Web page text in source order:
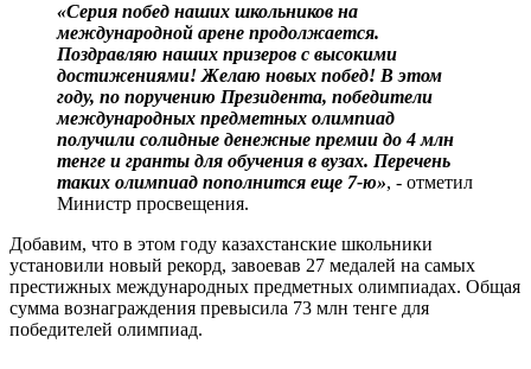
«Серия побед наших школьников на
международной арене продолжается.
Поздравляю наших призеров с высокими
достижениями! Желаю новых побед! В этом
году, по поручению Президента, победители
международных предметных олимпиад
получили солидные денежные премии до 4 млн
тенге и гранты для обучения в вузах. Перечень
таких олимпиад пополнится еще 7-ю», - отметил
Министр просвещения.
Добавим, что в этом году казахстанские школьники
установили новый рекорд, завоевав 27 медалей на самых
престижных международных предметных олимпиадах. Общая
сумма вознаграждения превысила 73 млн тенге для
победителей олимпиад.